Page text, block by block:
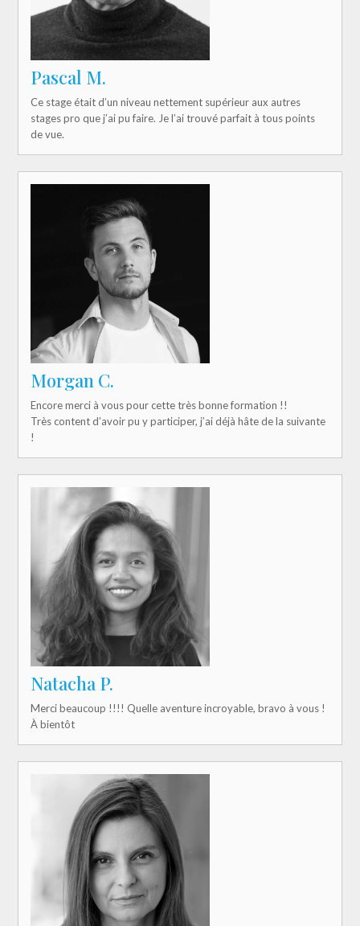
Pascal M.
Ce stage était d’un niveau nettement supérieur aux autres
stages pro que j’ai pu faire. Je l’ai trouvé parfait à tous points
de vue.
Morgan C.
Encore merci à vous pour cette très bonne formation !!
Très content d’avoir pu y participer, j’ai déjà hâte de la suivante
!
Natacha P.
Merci beaucoup !!!! Quelle aventure incroyable, bravo à vous !
À bientôt